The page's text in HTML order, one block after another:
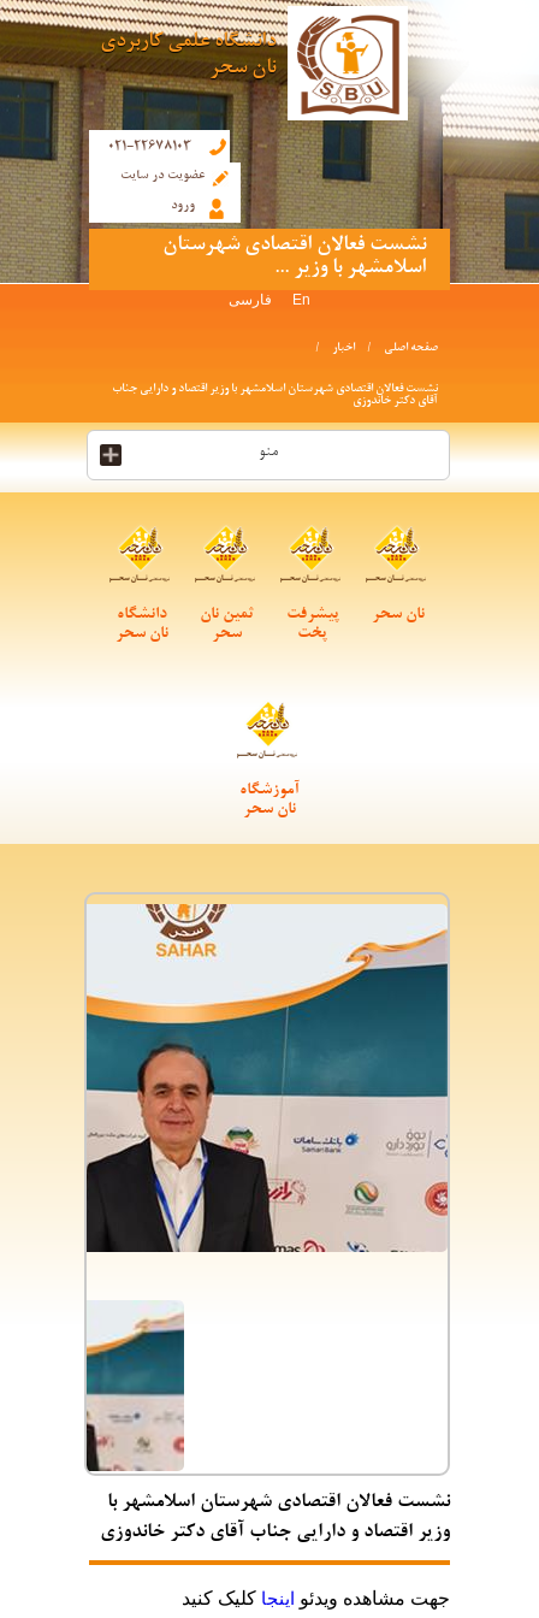
دانشگاه علمی کاربردی
نان سحر
نشست فعالان اقتصادی شهرستان
اسلامشهر با وزیر ...
021-22678103
عضویت در سایت
ورود
En فارسی
صفحه اصلی اخبار
نشست فعالان اقتصادی شهرستان اسلامشهر با وزیر اقتصاد و دارایی جناب
آقای دکتر خاندوزی
منو
نان سحر
پیشرفت
پخت
ثمین نان
سحر
دانشگاه
نان سحر
آموزشگاه
نان سحر
نشست فعالان اقتصادی شهرستان اسلامشهر با
وزیر اقتصاد و دارایی جناب آقای دکتر خاندوزی
جهت مشاهده ویدئو اینجا کلیک کنید